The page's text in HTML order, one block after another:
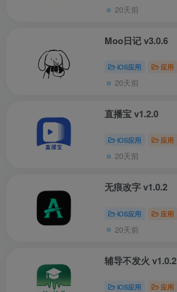
20天前
Moo日记 v3.0.6
iOS应用 应用
20天前
直播宝 v1.2.0
iOS应用 应用
20天前
无痕改字 v1.0.2
iOS应用 应用
20天前
辅导不发火 v1.0.2
iOS应用 应用